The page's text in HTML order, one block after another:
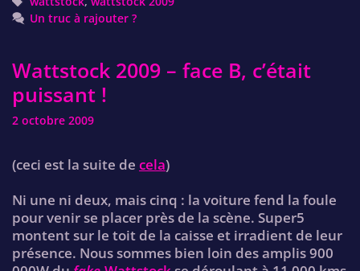
Un truc à rajouter ?
Wattstock 2009 – face B, c’était
puissant !
2 octobre 2009
(ceci est la suite de cela)
Ni une ni deux, mais cinq : la voiture fend la foule
pour venir se placer près de la scène. Super5
montent sur le toit de la caisse et irradient de leur
présence. Nous sommes bien loin des amplis 900